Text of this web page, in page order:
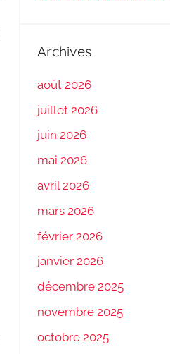
Archives
août 2026
juillet 2026
juin 2026
mai 2026
avril 2026
mars 2026
février 2026
janvier 2026
décembre 2025
novembre 2025
octobre 2025